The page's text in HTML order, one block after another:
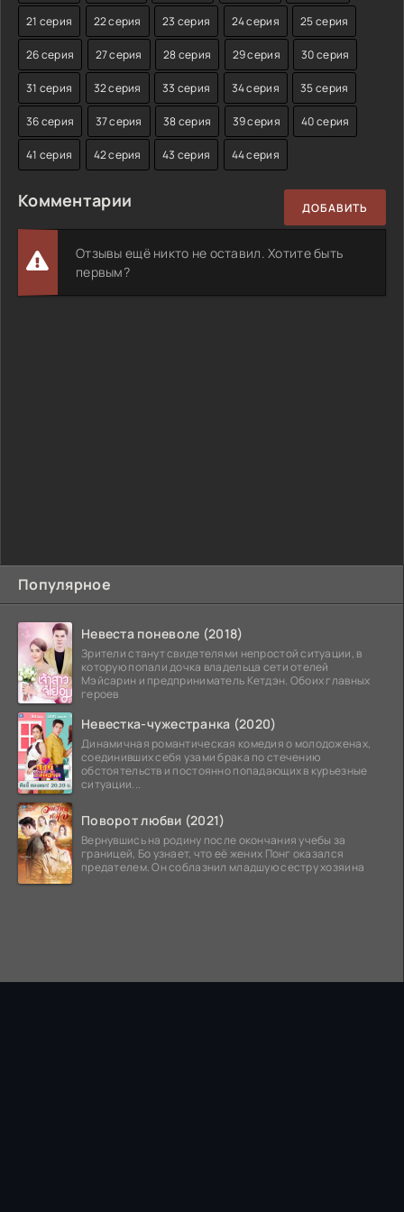
Популярное
Невеста поневоле (2018)
Зрители станут свидетелями непростой ситуации, в
которую попали дочка владельца сети отелей
Мэйсарин и предприниматель Кетдэн. Обоих главных
героев
Невестка-чужестранка (2020)
Динамичная романтическая комедия о молодоженах,
соединивших себя узами брака по стечению
обстоятельств и постоянно попадающих в курьезные
ситуации...
Поворот любви (2021)
Вернувшись на родину после окончания учебы за
границей, Бо узнает, что её жених Понг оказался
предателем. Он соблазнил младшую сестру хозяина
21 серия 22 серия 23 серия 24 серия 25 серия
26 серия 27 серия 28 серия 29 серия 30 серия
31 серия 32 серия 33 серия 34 серия 35 серия
36 серия 37 серия 38 серия 39 серия 40 серия
41 серия 42 серия 43 серия 44 серия
Комментарии ДОБАВИТЬ
Отзывы ещё никто не оставил. Хотите быть
первым?